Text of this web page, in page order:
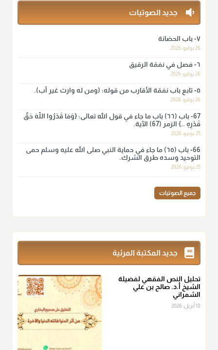
منذ 3 شهر
لا أعلم لدعاء ختم القرآن في الصلاة أصلاً صحيحاً يعتمد عليه من سنة
الرسول صلى الله عليه وسلّم، ولا من عمل الصحابة رضي الله
منذ 3 شهر
أ.د. صالح الشمراني
نرى اليوم بأبصارنا بعض ما رأى العلماء ببصائرهم: "والرافضة ليس
لهم سعي إلا في هدم الإسلام و نقض عراه...فأيامهم في الإسلام
كلها سود" ابن تيمية.
أ.د. صالح الشمراني
المعتدلين غير مقبوضتين ولا مبسوطتين أربع مرات من الرز أو البر
أو التمر أو اللحم
منذ 3 شهر
، فإلم يعلم إلا بعد ذلك لم تجزه لقولهﷺ:
جديد الصوتيات
٧- باب الحضانة
26 يوليو، 2026
٦- فصل في نفقة الرقيق
26 يوليو، 2026
٥- تابع باب نفقة الأقارب من قوله: (ومن له وارث غير أب).
26 يوليو، 2026
67- باب (٦٦) باب ما جاء في قول الله تعالى: {وَمَا قَدَرُوا اللَّهَ حَقَّ
قَدْرِهِ ..} الزمر (67) الآية.
25 يونيو، 2026
66- باب (٦٥) ما جاء في حماية النبي صلى الله عليه وسلم حمى
التوحيد وسده طرق الشرك.
25 يونيو، 2026
جميع الصوتيات
جديد المكتبة المرئية
تحليل النص الفقهي لفضيلة
الشيخ أ.د. صالح بن علي
الشمراني
18 أبريل، 2026